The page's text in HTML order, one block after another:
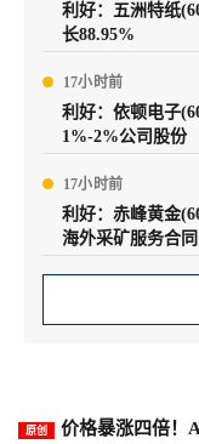
利好：五洲特纸
长88.95%
17小时前
利好：依顿电子
1%-2%公司股份
17小时前
利好：赤峰黄金
海外采矿服务合同
原创
价格暴涨四倍！